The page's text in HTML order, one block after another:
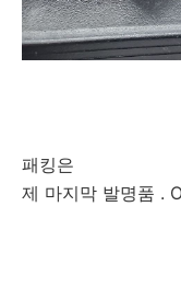
패킹은
제 마지막 발명품 .